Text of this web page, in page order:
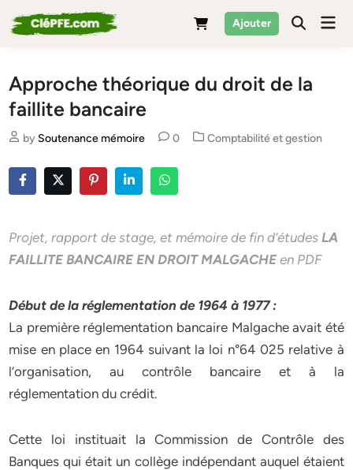
to
Ajouter
Approche théorique du droit de la
faillite bancaire
by Soutenance mémoire 0
Posted
Comptabilité et gestion
Projet, rapport de stage, et mémoire de fin d’étudesLA
FAILLITE BANCAIRE EN DROIT MALGACHE en PDF
Début de la réglementation de 1964 à 1977 :
La première réglementation bancaire Malgache avait été
mise en place en 1964 suivant la loi n°64 025 relative à
l’organisation, au contrôle bancaire et à la
réglementation du crédit.
Cette loi instituait la Commission de Contrôle des
Banques qui était un collège indépendant auquel étaient